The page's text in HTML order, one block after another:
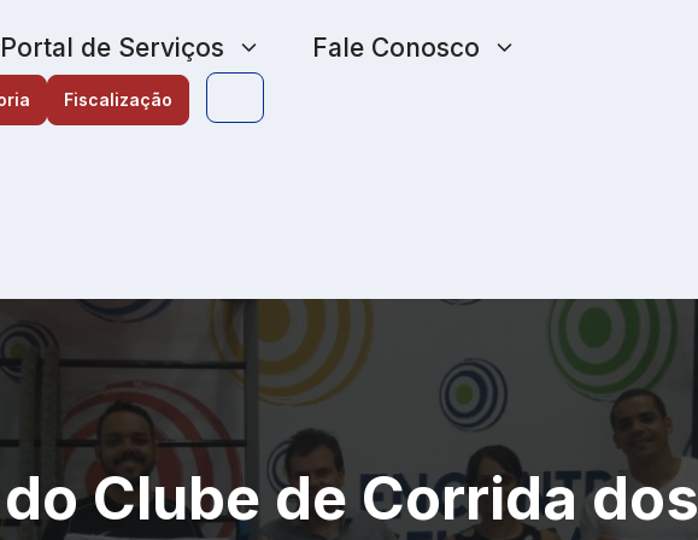
Portal de Serviços Fale Conosco
Fiscalização
Clube de Corrida dos